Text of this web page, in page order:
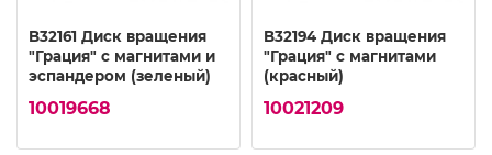
B32161 Диск вращения
"Грация" с магнитами и
эспандером (зеленый)
10019668
B32194 Диск вращения
"Грация" с магнитами
(красный)
10021209